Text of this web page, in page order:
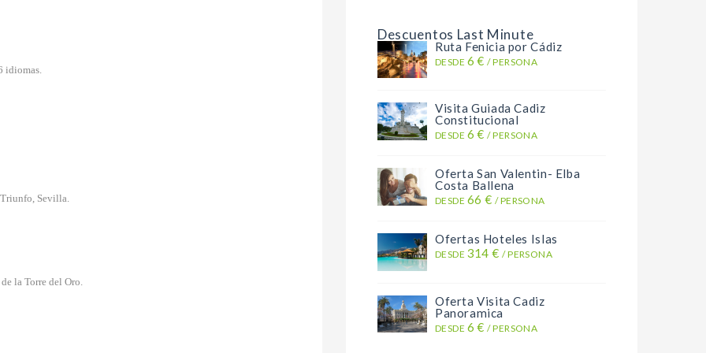
idiomas.
Sevilla.
la Torre del Oro.
Descuentos Last Minute
Ruta Fenicia por Cádiz
DESDE 6 €/ PERSONA
Visita Guiada Cadiz
Constitucional
DESDE 6 €/ PERSONA
Oferta San Valentin- Elba
Costa Ballena
DESDE 66 € / PERSONA
Ofertas Hoteles Islas
DESDE 314 €/ PERSONA
Oferta Visita Cadiz
Panoramica
DESDE 6 € / PERSONA